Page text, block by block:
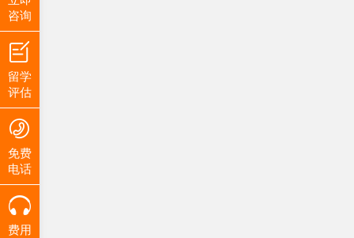
咨询
留学
评估
免费
电话
费用